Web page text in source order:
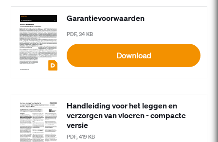
Garantievoorwaarden
PDF, 34 KB
Download
Handleiding voor het leggen en
verzorgen van vloeren - compacte
versie
PDF, 419 KB